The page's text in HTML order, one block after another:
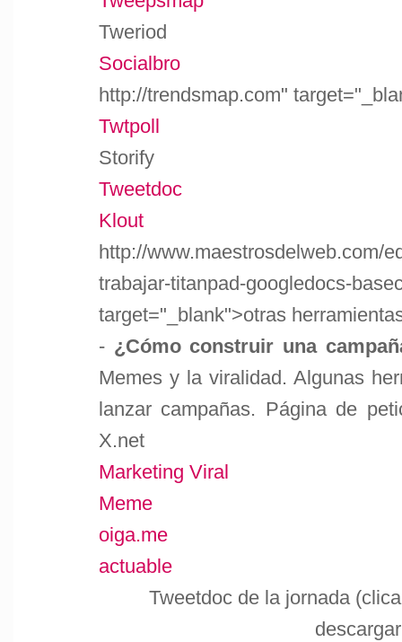
Tweriod
Socialbro
http://trendsmap.com"
Twtpoll
Storify
Tweetdoc
Klout
http://www.maestrosdelweb.com/
trabajar-titanpad-googledocs-
target="_blank">otras
- ¿Cómo construir una
Memes y la viralidad. Algunas
lanzar campañas. Página de
X.net
Marketing Viral
Meme
oiga.me
actuable
Tweetdoc de la jornada